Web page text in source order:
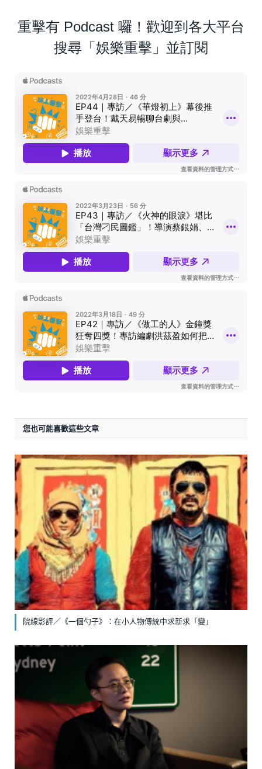
重擊有 Podcast 囉！歡迎到各大平台
搜尋「娛樂重擊」並訂閱
您也可能喜歡這些文章
院線影評／《一個勺子》：在小人物傳統中求新求「變」